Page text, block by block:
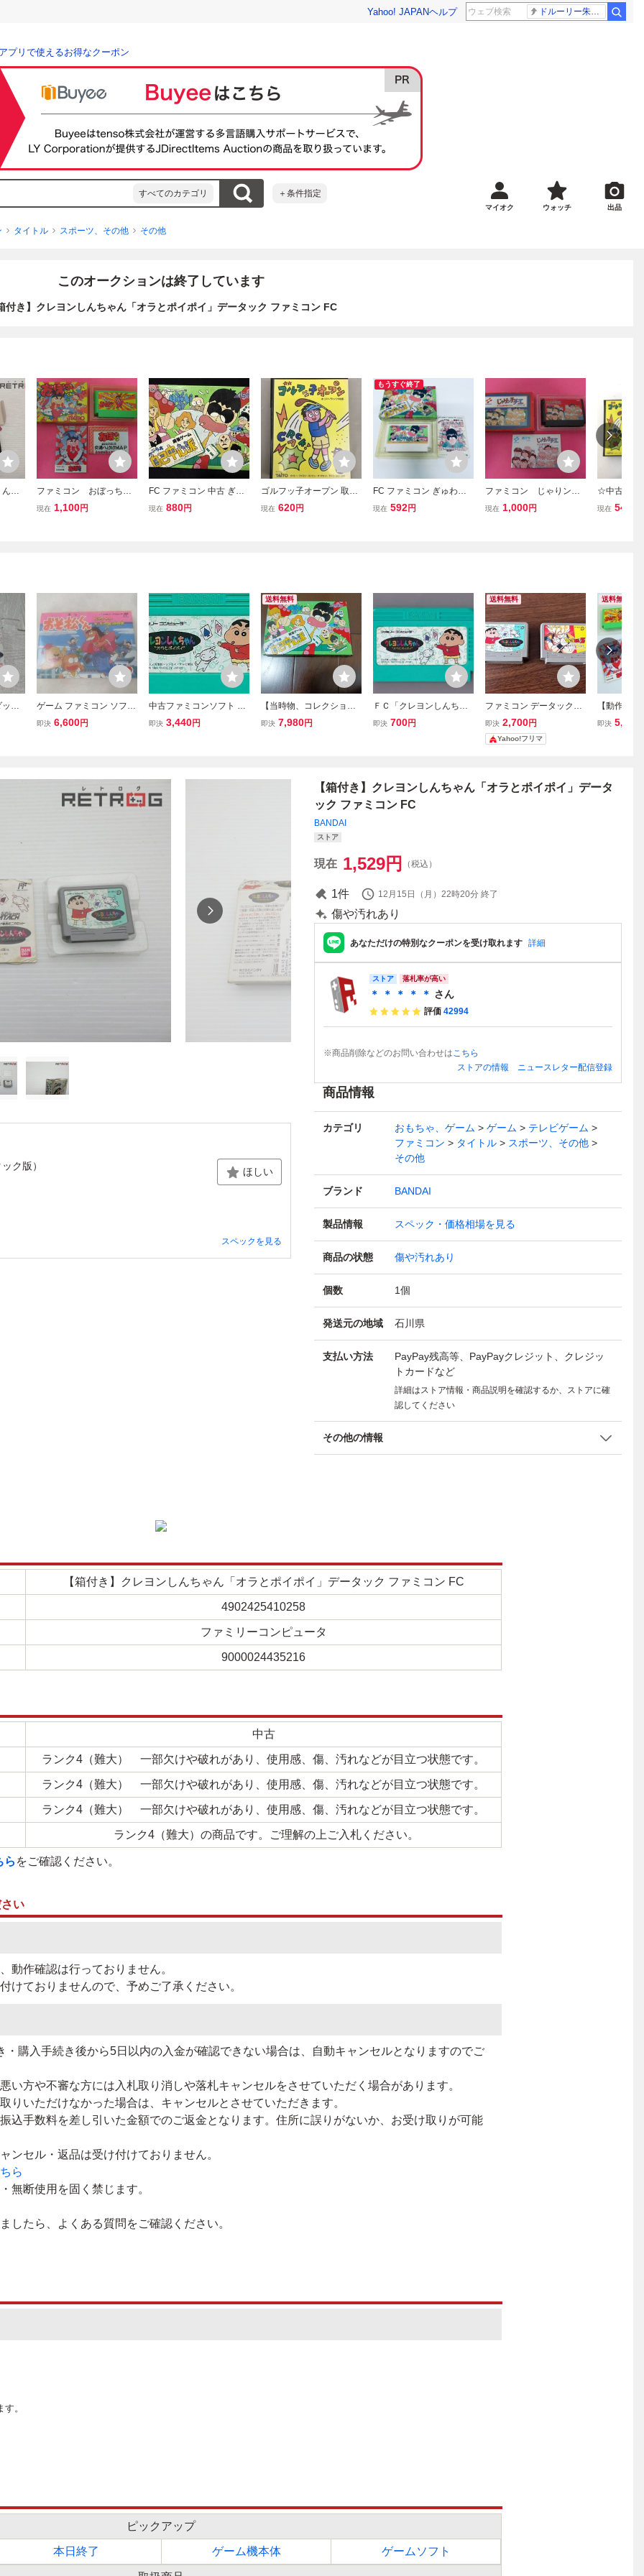
Yahoo! JAPANヘルプ ドルーリー朱瑛里 木田美緒莉
プリで使えるお得なクーポン
すべてのカテゴリ ＋条件指定
マイオク ウォッチ 出品
タイトル スポーツ、その他 その他
このオークションは終了しています
付き】クレヨンしんちゃん「オラとポイポイ」データック ファミコン FC
ぽ
ファミコン おぼっちゃ
まくん 箱 説明書付属
現在 1,100円
FC ファミコン 中古 ぎゅ
わんぶらあ 自己中心派 箱
現在 880円
ゴルフッ子オープン 取説
箱付き ホリ・トラック対
現在 620円
もうすぐ終了
FC ファミコン ぎゅわん
ぶらあ自己中心派 ソフト
現在 592円
ファミコン じゃりン子
チエ ばくだん娘の幸せさ
現在 1,000円
☆中古品
ゴルフッ子
現在 540
ゲーム ファミコン ソフト
おそ松くん バック トゥ
即決 6,600円
中古ファミコンソフト ク
レヨンしんちゃん (箱説な
即決 3,440円
送料無料
【当時物、コレクショ
ン】ファミリーコンピュ
即決 7,980円
ＦＣ「クレヨンしんちゃ
ん オラとポイポイ」（ア
即決 700円
送料無料
ファミコン データック専
用ソフト クレヨンしんち
ゃん オラとポイポイ ドラ
ゴンボールZ 激闘天下一
即決 2,700円
Yahoo!フリマ
送料無料
【動作確
ゃまくん
即決 5,500
ク版） ほしい
スペックを見る
【箱付き】クレヨンしんちゃん「オラとポイポイ」データ
ック ファミコン FC
BANDAI
ストア
現在 1,529円 （税込）
1件 12月15日（月）22時20分 終了
傷や汚れあり
あなただけの特別なクーポンを受け取れます 詳細
ストア 落札率が高い
＊ ＊ ＊ ＊ ＊ さん
評価 42994
※商品削除などのお問い合わせはこちら
ストアの情報
ニュースレター配信登録
商品情報
カテゴリ おもちゃ、ゲーム ゲーム
テレビゲーム
ファミコン
タイトル
スポーツ、その他
その他
ブランド BANDAI
製品情報 スペック・価格相場を見る
商品の状態 傷や汚れあり
個数 1個
発送元の地域 石川県
支払い方法
PayPay残高等、PayPayクレジット、クレジッ
トカードなど
詳細はストア情報・商品説明を確認するか、ストアに確
認してください
その他の情報